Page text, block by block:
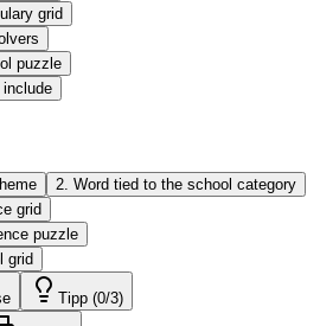
grid
puzzle
2 Word tied to the school category
grid
puzzle
grid
Tipp (0/3)